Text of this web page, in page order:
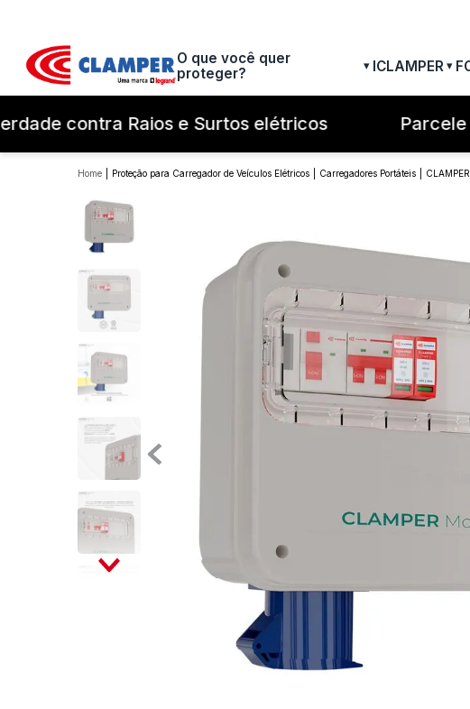
O que você quer
proteger?
▾ ICLAMPER ▾
contra Raios e Surtos elétricos Parcele
Proteção para Carregador de Veículos Elétricos Carregadores Portáteis